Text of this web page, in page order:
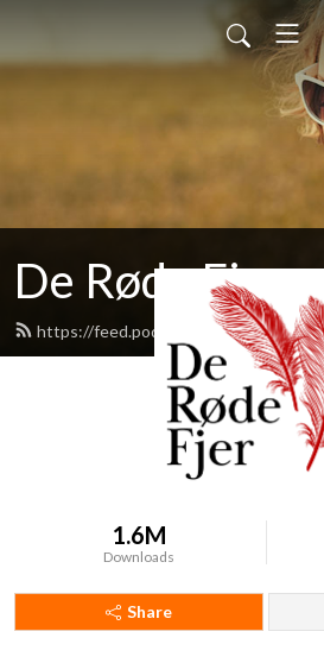
De Røde Fjer
https://feed.podbean.com/
1.6M
Downloads
Share